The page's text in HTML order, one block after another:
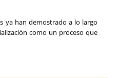
ya han demostrado a lo largo
como un proceso que